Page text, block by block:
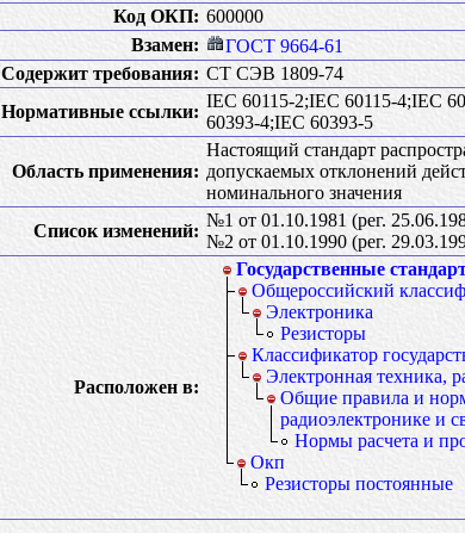
Код ОКП: 600000
Взамен:
ГОСТ 9664-61
Содержит требования: СТ СЭВ 1809-74
Нормативные ссылки:
IEC 60115-2;IEC 60115-4;IEC
60393-4;IEC 60393-5
Область применения:
Настоящий стандарт
допускаемых отклонений
номинального значения
Список изменений:
№1 от 01.10.1981 (рег.
№2 от 01.10.1990 (рег.
Расположен в:
Государственные
Общероссийский
Электроника
Резисторы
Классификатор
Электронная техника,
Общие правила и
радиоэлектронике и
Нормы расчета и
Окп
Резисторы постоянные